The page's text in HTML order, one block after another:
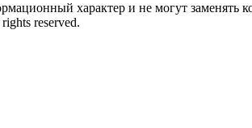
характер и не могут заменять
reserved.